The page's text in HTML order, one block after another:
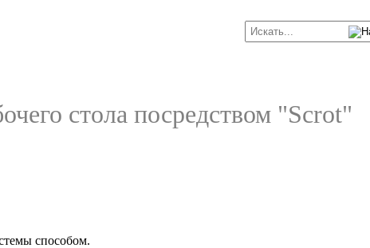
стола посредством "Scrot"
способом.